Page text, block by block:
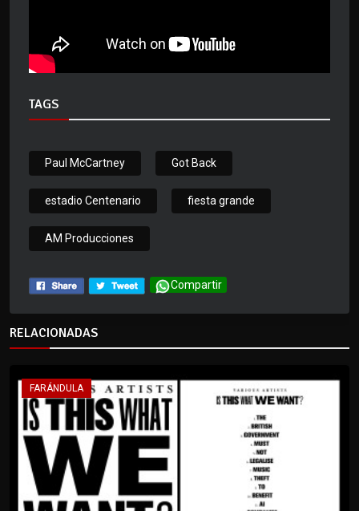
TAGS
Paul McCartney Got Back
estadio Centenario fiesta grande
AM Producciones
Compartir
RELACIONADAS
FARÁNDULA